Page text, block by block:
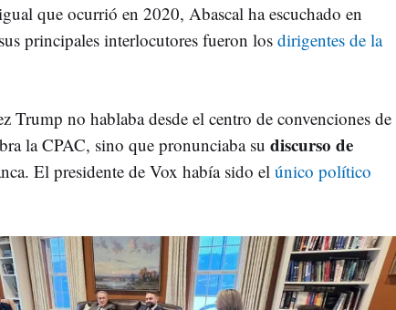
que ocurrió en 2020, Abascal ha escuchado en
principales interlocutores fueron los dirigentes de la
Trump no hablaba desde el centro de convenciones de
la CPAC, sino que pronunciaba su discurso de
El presidente de Vox había sido el único político